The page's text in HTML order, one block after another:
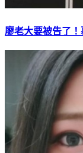
廖老大要被告了